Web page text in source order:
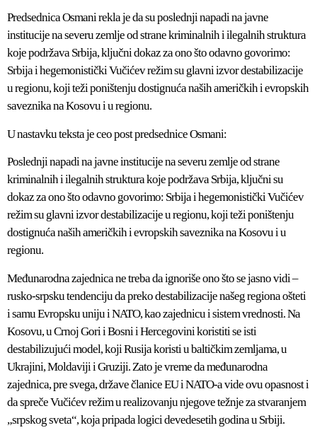
Predsednica Osmani rekla je da su poslednji napadi na javne
institucije na severu zemlje od strane kriminalnih i ilegalnih struktura
koje podržava Srbija, ključni dokaz za ono što odavno govorimo:
Srbija i hegemonistički Vučićev režim su glavni izvor destabilizacije
u regionu, koji teži poništenju dostignuća naših američkih i evropskih
saveznika na Kosovu i u regionu.
U nastavku teksta je ceo post predsednice Osmani:
Poslednji napadi na javne institucije na severu zemlje od strane
kriminalnih i ilegalnih struktura koje podržava Srbija, ključni su
dokaz za ono što odavno govorimo: Srbija i hegemonistički Vučićev
režim su glavni izvor destabilizacije u regionu, koji teži poništenju
dostignuća naših američkih i evropskih saveznika na Kosovu i u
regionu.
Međunarodna zajednica ne treba da ignoriše ono što se jasno vidi –
rusko-srpsku tendenciju da preko destabilizacije našeg regiona ošteti
i samu Evropsku uniju i NATO, kao zajednicu i sistem vrednosti. Na
Kosovu, u Crnoj Gori i Bosni i Hercegovini koristiti se isti
destabilizujući model, koji Rusija koristi u baltičkim zemljama, u
Ukrajini, Moldaviji i Gruziji. Zato je vreme da međunarodna
zajednica, pre svega, države članice EU i NATO-a vide ovu opasnost i
da spreče Vučićev režim u realizovanju njegove težnje za stvaranjem
„srpskog sveta“, koja pripada logici devedesetih godina u Srbiji.